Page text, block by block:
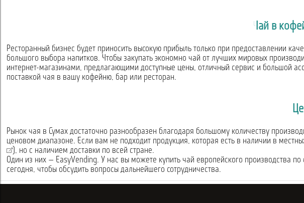
Чай в
Ресторанный бизнес будет приносить высокую прибыль только при предоставлении
большого выбора напитков. Чтобы закупать экономно чай от лучших мировых
интернет-магазинами, предлагающими доступные цены, отличный сервис и большой
поставкой чая в вашу кофейню, бар или ресторан.
Рынок чая в Сумах достаточно разнообразен благодаря большому количеству
ценовом диапазоне. Если вам не подходит продукция, которая есть в наличии в
), но с наличием доставки по всей стране.
Один из них — EasyVending. У нас вы можете купить чай европейского производства
сегодня, чтобы обсудить вопросы дальнейшего сотрудничества.